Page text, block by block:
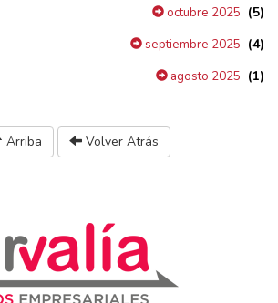
octubre 2025 (5)
septiembre 2025 (4)
agosto 2025 (1)
Arriba Volver Atrás